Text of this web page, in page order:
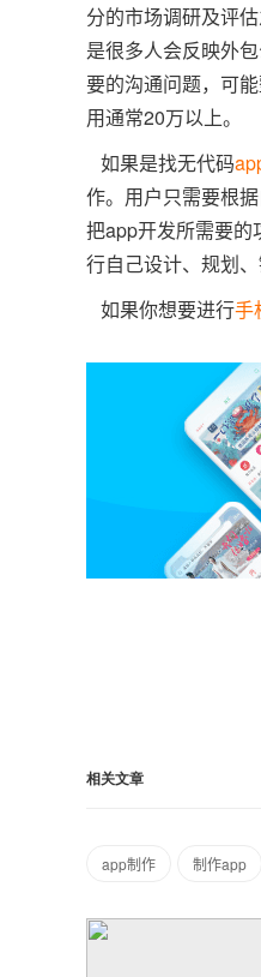
分的市场调研及评
是很多人会反映外
要的沟通问题，可
用通常20万以上。
如果是找无代码
作。用户只需要根
把app开发所需要的
行自己设计、规划
如果你想要进行手
相关文章
app制作 制作app